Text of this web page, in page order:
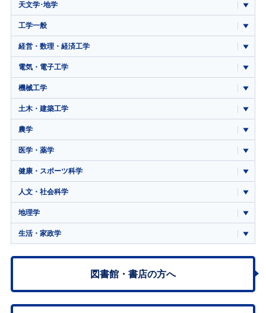
天文学･地学
工学一般
経営・数理・経済工学
電気・電子工学
機械工学
土木・建築工学
農学
医学・薬学
健康・スポーツ科学
人文・社会科学
地理学
生活・家政学
図書館・書店の方へ